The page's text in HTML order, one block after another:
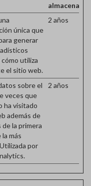
única que
generar
utiliza
el sitio web.
2 años
sobre el
veces que
ha visitado
además de
de la primera
más
por
2 años